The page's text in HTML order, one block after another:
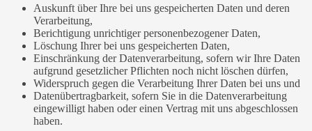
Auskunft über Ihre bei uns gespeicherten Daten und deren
Verarbeitung,
Berichtigung unrichtiger personenbezogener Daten,
Löschung Ihrer bei uns gespeicherten Daten,
Einschränkung der Datenverarbeitung, sofern wir Ihre Daten
aufgrund gesetzlicher Pflichten noch nicht löschen dürfen,
Widerspruch gegen die Verarbeitung Ihrer Daten bei uns und
Datenübertragbarkeit, sofern Sie in die Datenverarbeitung
eingewilligt haben oder einen Vertrag mit uns abgeschlossen
haben.